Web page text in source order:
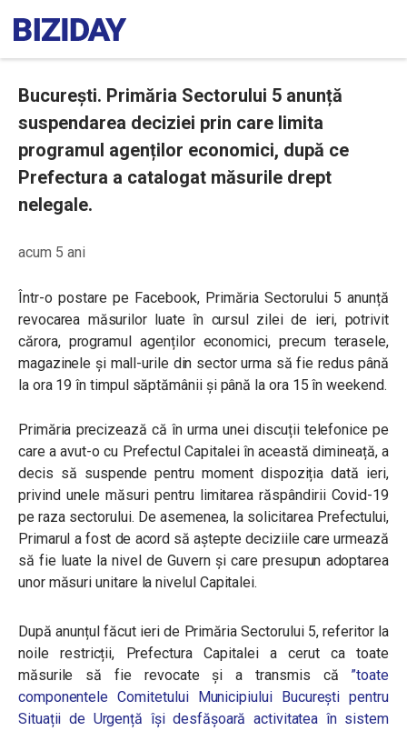
București. Primăria Sectorului 5 anunță
suspendarea deciziei prin care limita
programul agenților economici, după ce
Prefectura a catalogat măsurile drept
nelegale.
acum 5 ani
Într-o postare pe Facebook, Primăria Sectorului 5 anunță
revocarea măsurilor luate în cursul zilei de ieri, potrivit
cărora, programul agenților economici, precum terasele,
magazinele și mall-urile din sector urma să fie redus până
la ora 19 în timpul săptămânii și până la ora 15 în weekend.
Primăria precizează că în urma unei discuții telefonice pe
care a avut-o cu Prefectul Capitalei în această dimineață, a
decis să suspende pentru moment dispoziția dată ieri,
privind unele măsuri pentru limitarea răspândirii Covid-19
pe raza sectorului. De asemenea, la solicitarea Prefectului,
Primarul a fost de acord să aștepte deciziile care urmează
să fie luate la nivel de Guvern și care presupun adoptarea
unor măsuri unitare la nivelul Capitalei.
După anunțul făcut ieri de Primăria Sectorului 5, referitor la
noile restricții, Prefectura Capitalei a cerut ca toate
măsurile să fie revocate și a transmis că ”toate
componentele Comitetului Municipiului București pentru
Situații de Urgență își desfășoară activitatea în sistem